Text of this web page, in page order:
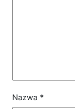
Nazwa *